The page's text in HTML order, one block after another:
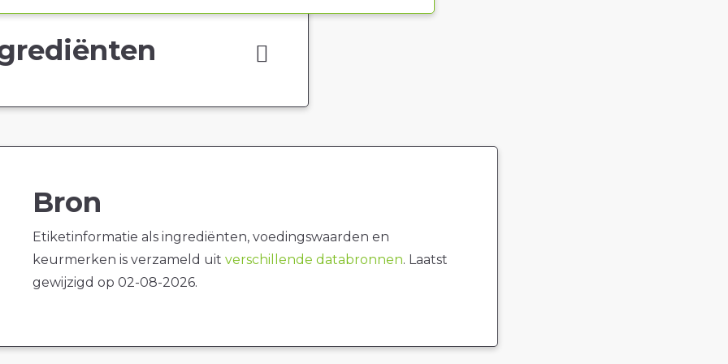
Bron
Etiketinformatie als ingrediënten, voedingswaarden en
keurmerken is verzameld uit verschillende databronnen. Laatst
gewijzigd op 02-08-2026.